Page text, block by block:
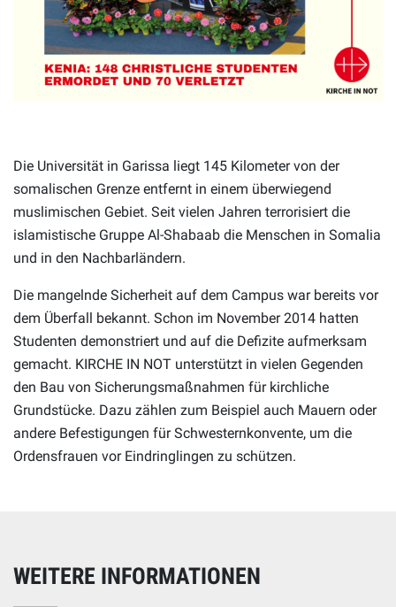
Die Universität in Garissa liegt 145 Kilometer von der
somalischen Grenze entfernt in einem überwiegend
muslimischen Gebiet. Seit vielen Jahren terrorisiert die
islamistische Gruppe Al-Shabaab die Menschen in Somalia
und in den Nachbarländern.
Die mangelnde Sicherheit auf dem Campus war bereits vor
dem Überfall bekannt. Schon im November 2014 hatten
Studenten demonstriert und auf die Defizite aufmerksam
gemacht. KIRCHE IN NOT unterstützt in vielen Gegenden
den Bau von Sicherungsmaßnahmen für kirchliche
Grundstücke. Dazu zählen zum Beispiel auch Mauern oder
andere Befestigungen für Schwesternkonvente, um die
Ordensfrauen vor Eindringlingen zu schützen.
WEITERE INFORMATIONEN